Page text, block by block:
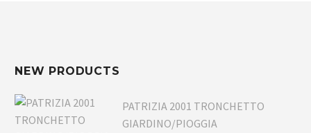
NEW PRODUCTS
PATRIZIA 2001 TRONCHETTO
GIARDINO/PIOGGIA